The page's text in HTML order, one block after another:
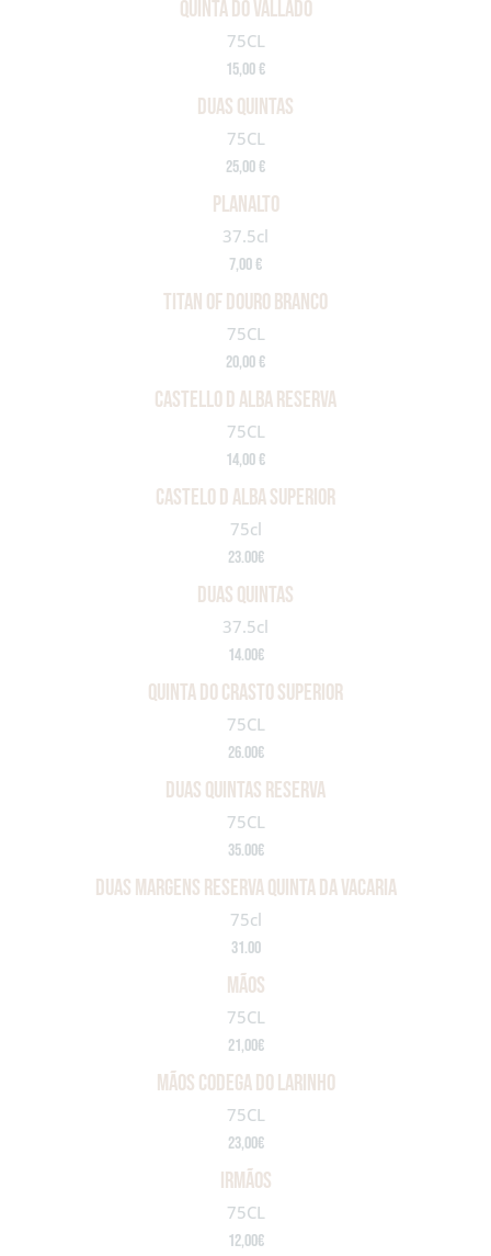
QUINTA DO VALLADO
75CL
15,00 €
DUAS QUINTAS
75CL
25,00 €
PLANALTO
37.5cl
7,00 €
TITAN OF DOURO BRANCO
75CL
20,00 €
CASTELLO D ALBA RESERVA
75CL
14,00 €
castelo d alba superior
75cl
23.00€
DUAS QUINTAS
37.5cl
14.00€
QUINTA DO CRASTO SUPERIOR
75CL
26.00€
DUAS QUINTAS RESERVA
75CL
35.00€
duas margens reserva quinta da vacaria
75cl
31.00
MÃOS
75CL
21,00€
MÃOS CODEGA DO LARINHO
75CL
23,00€
IRMÃOS
75CL
12,00€